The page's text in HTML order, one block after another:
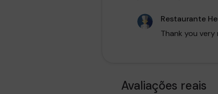
Restaurante
Thank you very
Avaliações reais